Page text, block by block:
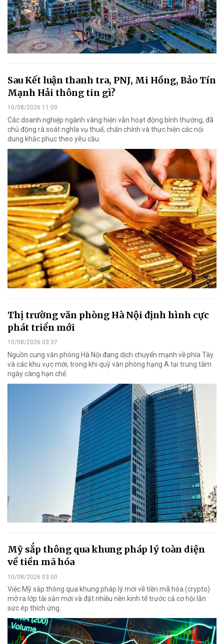
Sau Kết luận thanh tra, PNJ, Mi Hồng, Bảo Tín
Mạnh Hải thông tin gì?
10/08/2026 11:00
Các doanh nghiệp ngành vàng hiện vẫn hoạt động bình thường, đã
chủ động rà soát nghĩa vụ thuế, chấn chỉnh và thực hiện các nội
dung khắc phục theo yêu cầu.
Thị trường văn phòng Hà Nội định hình cực
phát triển mới
10/08/2026 03:37
Nguồn cung văn phòng Hà Nội đang dịch chuyển mạnh về phía Tây
và các khu vực mới, trong khi quỹ văn phòng hạng A tại trung tâm
ngày càng hạn chế.
Mỹ sắp thông qua khung pháp lý toàn diện
về tiền mã hóa
10/08/2026 03:00
Việc Mỹ sắp thông qua khung pháp lý mới về tiền mã hóa (crypto)
mở ra lớp tài sản mới và đặt nhiều nền kinh tế trước cả cơ hội lẫn
sức ép thích ứng.